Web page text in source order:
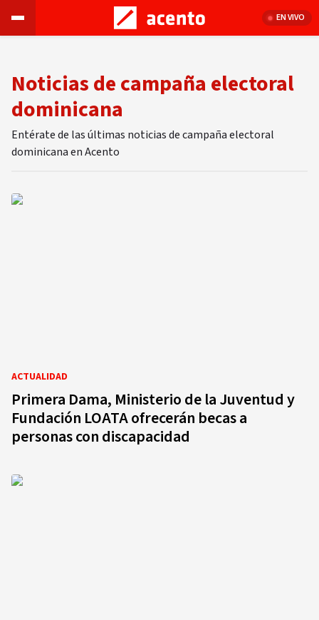
EN VIVO
Noticias de campaña electoral
dominicana
Entérate de las últimas noticias de campaña electoral
dominicana en Acento
ACTUALIDAD
Primera Dama, Ministerio de la Juventud y
Fundación LOATA ofrecerán becas a
personas con discapacidad